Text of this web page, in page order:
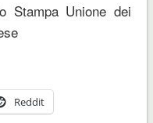
Stampa Unione dei
Reddit